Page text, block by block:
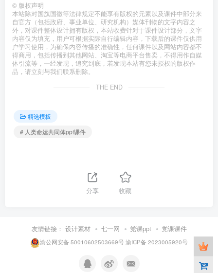
© 版权声明
本站除对国旗国徽等法律规定不能享有版权的元素以及课件中部分来
自官方（包括政府、事业单位、研究机构）媒体刊物的文字内容之
外，对课件整体设计拥有版权，本站收费针对于课件设计部分，文字
内容仅为填充，用户可根据实际自行编辑内容，下载后的课件仅供用
户学习使用，为确保内容传播的准确性，任何课件以及网站内容都不
得商用，包括传播到其他网站、淘宝等电商平台售卖，不得用作自媒
体引流等，一经发现，追究到底，若发现本站有您未授权的版权作
品，请立刻与我们联系删除。
THE END
精选模板
# 人类命运共同体ppt课件
分享 收藏
友情链接： 设计素材 七一网 党课ppt 党课课件
渝公网安备 50010602503669号渝ICP备 2023005920号